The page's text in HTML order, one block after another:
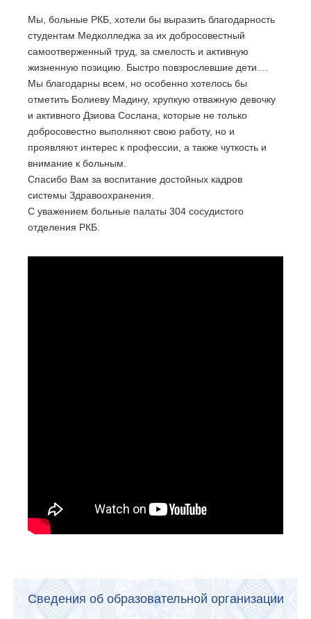
Мы, больные РКБ, хотели бы выразить благодарность
студентам Медколледжа за их добросовестный
самоотверженный труд, за смелость и активную
жизненную позицию. Быстро повзрослевшие дети....
Мы благодарны всем, но особенно хотелось бы
отметить Болиеву Мадину, хрупкую отважную девочку
и активного Дзиова Сослана, которые не только
добросовестно выполняют свою работу, но и
проявляют интерес к профессии, а также чуткость и
внимание к больным.
Спасибо Вам за воспитание достойных кадров
системы Здравоохранения.
С уважением больные палаты 304 сосудистого
отделения РКБ.
Сведения об образовательной организации